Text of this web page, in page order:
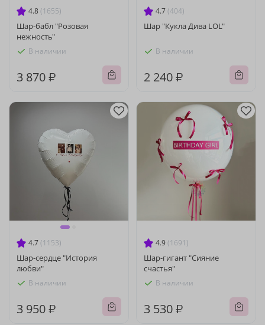
4.8 (1655)
Шар-бабл "Розовая
нежность"
В наличии
3 870 ₽
4.7 (404)
Шар "Кукла Дива LOL"
В наличии
2 240 ₽
4.7 (1153)
Шар-сердце "История
любви"
В наличии
3 950 ₽
4.9 (1691)
Шар-гигант "Сияние
счастья"
В наличии
3 530 ₽